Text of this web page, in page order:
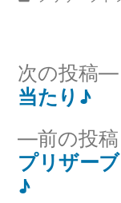
ー:
投
稿
ナ
前の投稿
プリザー
♪
次の投稿
当たり♪